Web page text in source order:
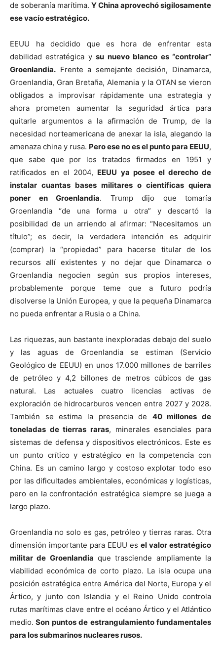
de soberanía marítima. Y China aprovechó sigilosamente
ese vacío estratégico.
EEUU ha decidido que es hora de enfrentar esta
debilidad estratégica ysu nuevo blanco es “controlar”
Groenlandia. Frente a semejante decisión, Dinamarca,
Groenlandia, Gran Bretaña, Alemania y la OTAN se vieron
obligados a improvisar rápidamente una estrategia y
ahora prometen aumentar la seguridad ártica para
quitarle argumentos a la afirmación de Trump, de la
necesidad norteamericana de anexar la isla, alegando la
amenaza china y rusa. Pero ese no es el punto para EEUU,
que sabe que por los tratados firmados en 1951 y
ratificados en el 2004, EEUU ya posee el derecho de
instalar cuantas bases militares o científicas quiera
poner en Groenlandia. Trump dijo que tomaría
Groenlandia “de una forma u otra” y descartó la
posibilidad de un arriendo al afirmar: “Necesitamos un
título”; es decir, la verdadera intención es adquirir
(comprar) la “propiedad” para hacerse titular de los
recursos allí existentes y no dejar que Dinamarca o
Groenlandia negocien según sus propios intereses,
probablemente porque teme que a futuro podría
disolverse la Unión Europea, y que la pequeña Dinamarca
no pueda enfrentar a Rusia o a China.
Las riquezas, aun bastante inexploradas debajo del suelo
y las aguas de Groenlandia se estiman (Servicio
Geológico de EEUU) en unos 17.000 millones de barriles
de petróleo y 4,2 billones de metros cúbicos de gas
natural. Las actuales cuatro licencias activas de
exploración de hidrocarburos vencen entre 2027 y 2028.
También se estima la presencia de 40 millones de
toneladas de tierras raras, minerales esenciales para
sistemas de defensa y dispositivos electrónicos. Este es
un punto crítico y estratégico en la competencia con
China. Es un camino largo y costoso explotar todo eso
por las dificultades ambientales, económicas y logísticas,
pero en la confrontación estratégica siempre se juega a
largo plazo.
Groenlandia no solo es gas, petróleo y tierras raras. Otra
dimensión importante para EEUU es el valor estratégico
militar de Groenlandia que trasciende ampliamente la
viabilidad económica de corto plazo. La isla ocupa una
posición estratégica entre América del Norte, Europa y el
Ártico, y junto con Islandia y el Reino Unido controla
rutas marítimas clave entre el océano Ártico y el Atlántico
medio. Son puntos de estrangulamiento fundamentales
para los submarinos nucleares rusos.